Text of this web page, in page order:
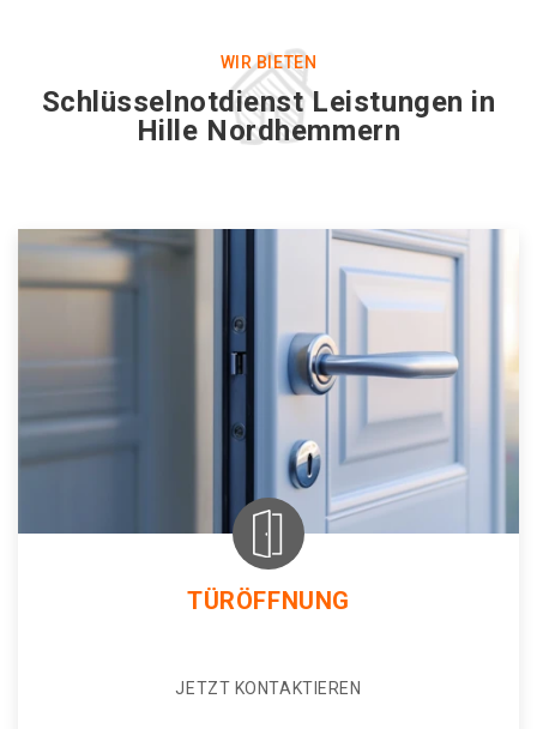
WIR BIETEN
Schlüsselnotdienst Leistungen in
Hille Nordhemmern
TÜRÖFFNUNG
JETZT KONTAKTIEREN